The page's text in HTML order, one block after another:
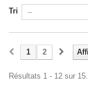
Tri
1 2
Résultats 1 - 12 sur 15.